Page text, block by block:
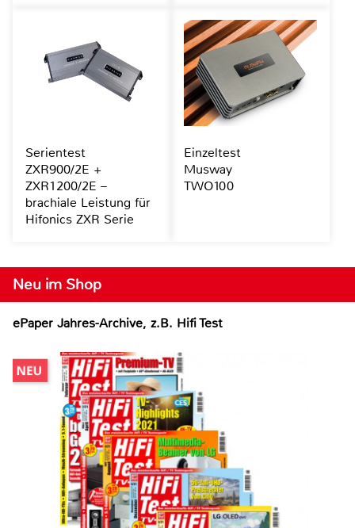
Neu im Shop
ePaper Jahres-Archive, z.B. Hifi Test
Serientest
ZXR900/2E +
ZXR1200/2E –
brachiale Leistung für
Hifonics ZXR Serie
Einzeltest
Musway
TWO100